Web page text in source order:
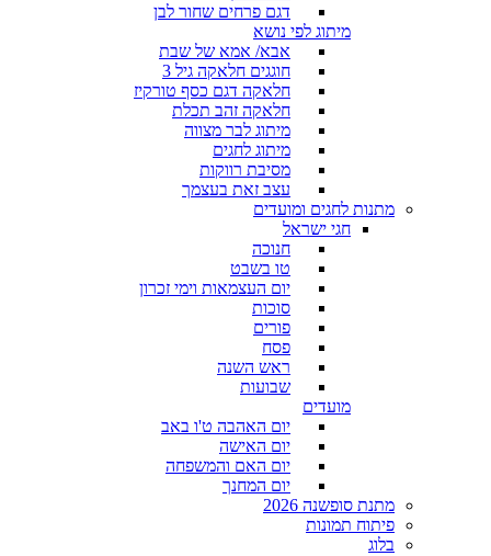
דגם פרחים שחור לבן
מיתוג לפי נושא
אבא/ אמא של שבת
חוגגים חלאקה גיל 3
חלאקה דגם כסף טורקיז
חלאקה זהב תכלת
מיתוג לבר מצווה
מיתוג לחגים
מסיבת רווקות
עצב זאת בעצמך
מתנות לחגים ומועדים
חגי ישראל
חנוכה
טו בשבט
יום העצמאות וימי זכרון
סוכות
פורים
פסח
ראש השנה
שבועות
מועדים
יום האהבה ט'ו באב
יום האישה
יום האם והמשפחה
יום המחנך
מתנת סופשנה 2026
פיתוח תמונות
בלוג